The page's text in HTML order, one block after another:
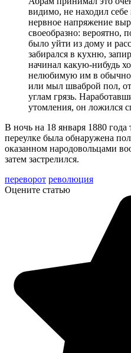
видимо, не находил себе
нервное напряжение
своеобразно: вероятно,
было уйти из дому и
забирался в кухню,
начинал какую-нибудь
нелюбимую им в
или мыл шваброй пол,
углам грязь.
утомления, он ложился
В ночь на 18 января 1880
переулке была обнаружена
оказанном народовольцами
затем застрелился.
переворот революция
Оцените статью